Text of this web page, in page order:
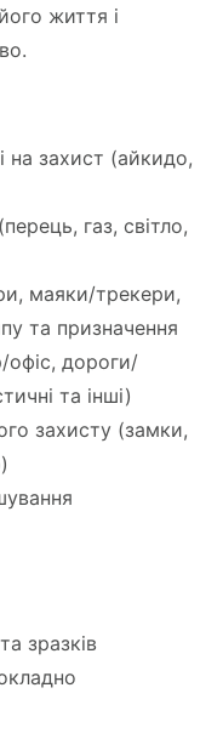
життя і
на захист (айкидо,
газ, світло,
маяки/трекери,
та призначення
офіс, дороги/
та інші)
захисту (замки,
зразків